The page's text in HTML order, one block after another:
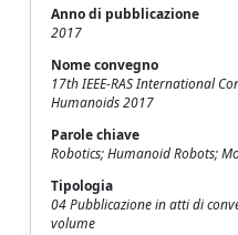
Anno di pubblicazione
2017
Nome convegno
17th IEEE-RAS International
Humanoids 2017
Parole chiave
Robotics; Humanoid Robots;
Tipologia
04 Pubblicazione in atti di
volume